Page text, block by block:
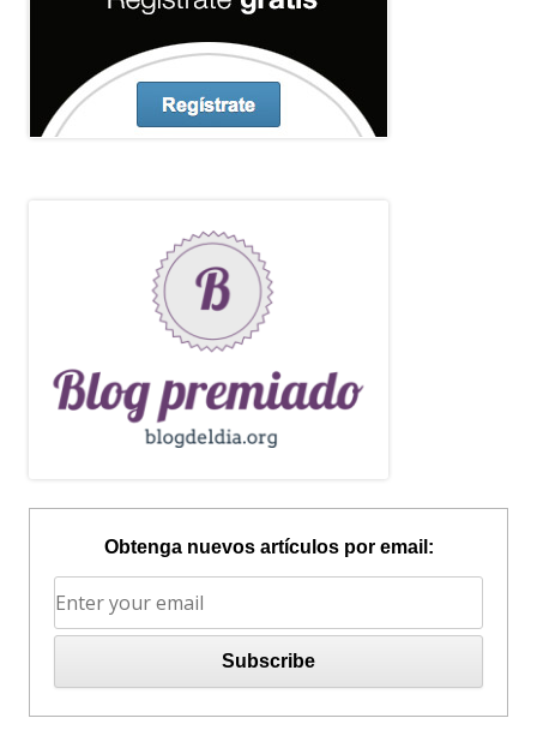
Obtenga nuevos artículos por email: